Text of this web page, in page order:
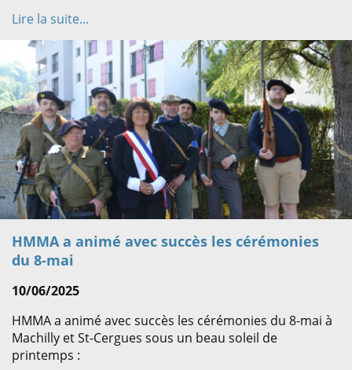
Lire la suite...
HMMA a animé avec succès les cérémonies
du 8-mai
10/06/2025
HMMA a animé avec succès les cérémonies du 8-mai à
Machilly et St-Cergues sous un beau soleil de
printemps :